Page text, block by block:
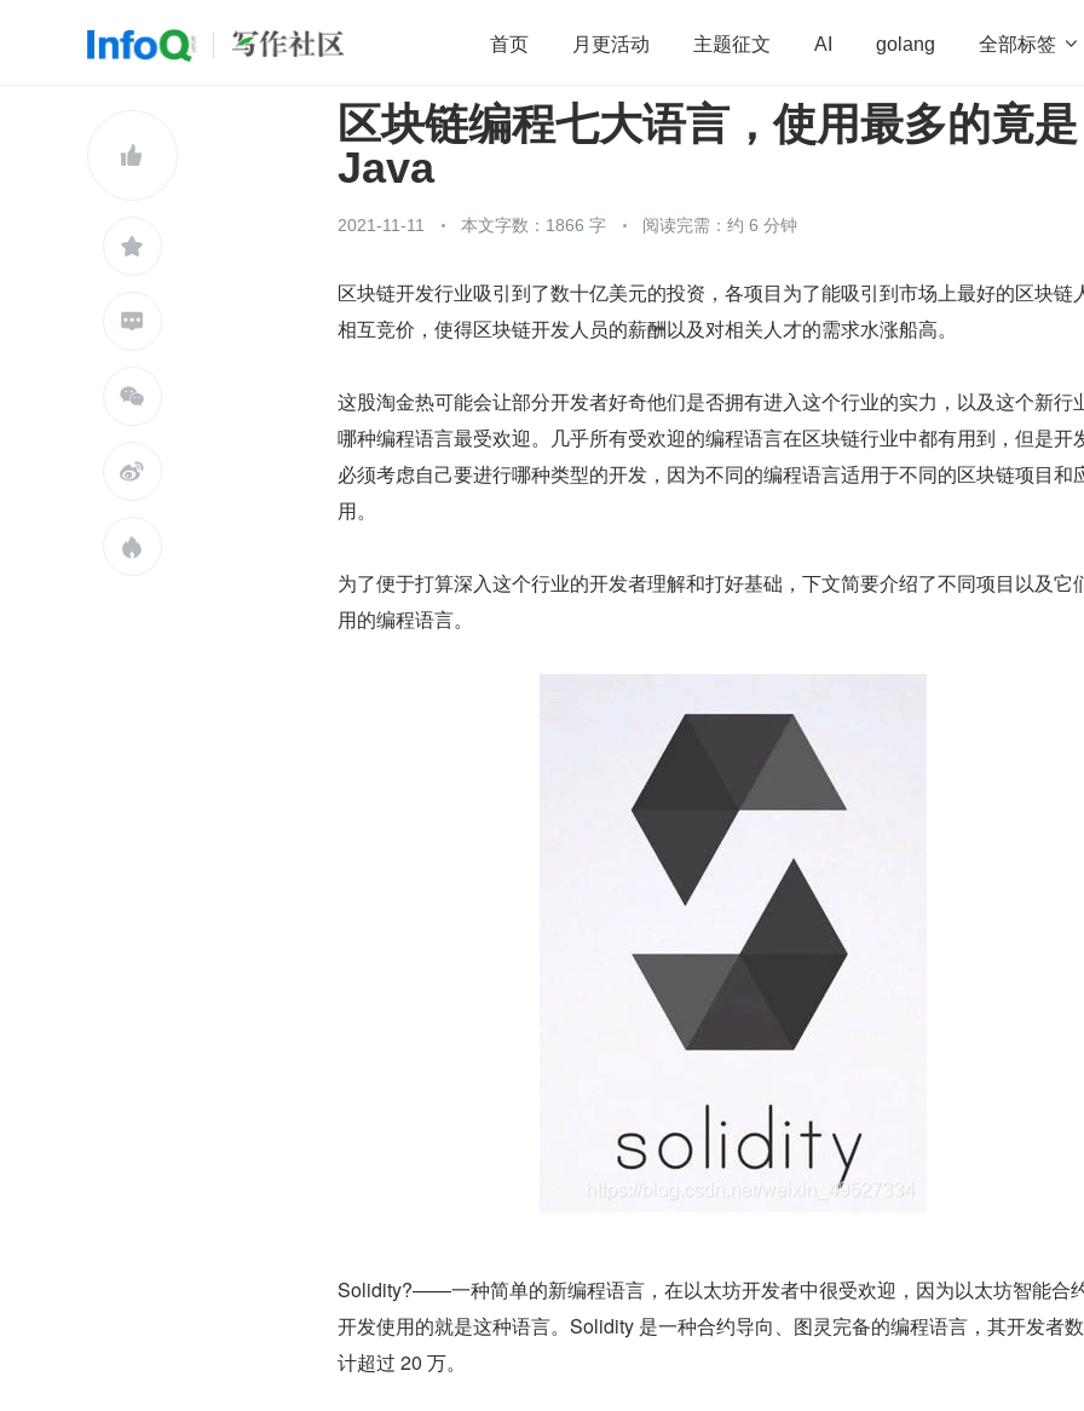
首页 月更活动 主题征文 AI golang 全部标签 
开源 架构 OpenHarmony 算法 学习方法 Web3.0 高
前端 团队管理






区块链编程七大语言，使用最多的竟是
Java
2021-11-11 本文字数：1866 字 阅读完需：约 6 分钟
区块链开发行业吸引到了数十亿美元的投资，各项目为了能吸引到市场上最好的区块链
相互竞价，使得区块链开发人员的薪酬以及对相关人才的需求水涨船高。
这股淘金热可能会让部分开发者好奇他们是否拥有进入这个行业的实力，以及这个新行
哪种编程语言最受欢迎。几乎所有受欢迎的编程语言在区块链行业中都有用到，但是开
必须考虑自己要进行哪种类型的开发，因为不同的编程语言适用于不同的区块链项目和
用。
为了便于打算深入这个行业的开发者理解和打好基础，下文简要介绍了不同项目以及它
用的编程语言。
Solidity?——一种简单的新编程语言，在以太坊开发者中很受欢迎，因为以太坊智能合
开发使用的就是这种语言。Solidity 是一种合约导向、图灵完备的编程语言，其开发者
计超过 20 万。